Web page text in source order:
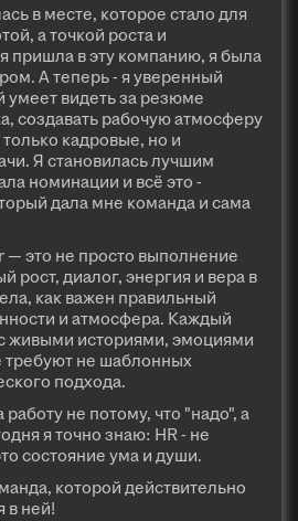
в месте, которое стало для
а точкой роста и
пришла в эту компанию, я была
А теперь - я уверенный
умеет видеть за резюме
создавать рабочую атмосферу
кадровые, но и
Я становилась лучшим
номинации и всё это -
дала мне команда и сама
— это не просто выполнение
рост, диалог, энергия и вера в
как важен правильный
и атмосфера. Каждый
живыми историями, эмоциями
требуют не шаблонных
подхода.
не потому, что "надо", а
я точно знаю: HR - не
состояние ума и души.
которой действительно
в ней!